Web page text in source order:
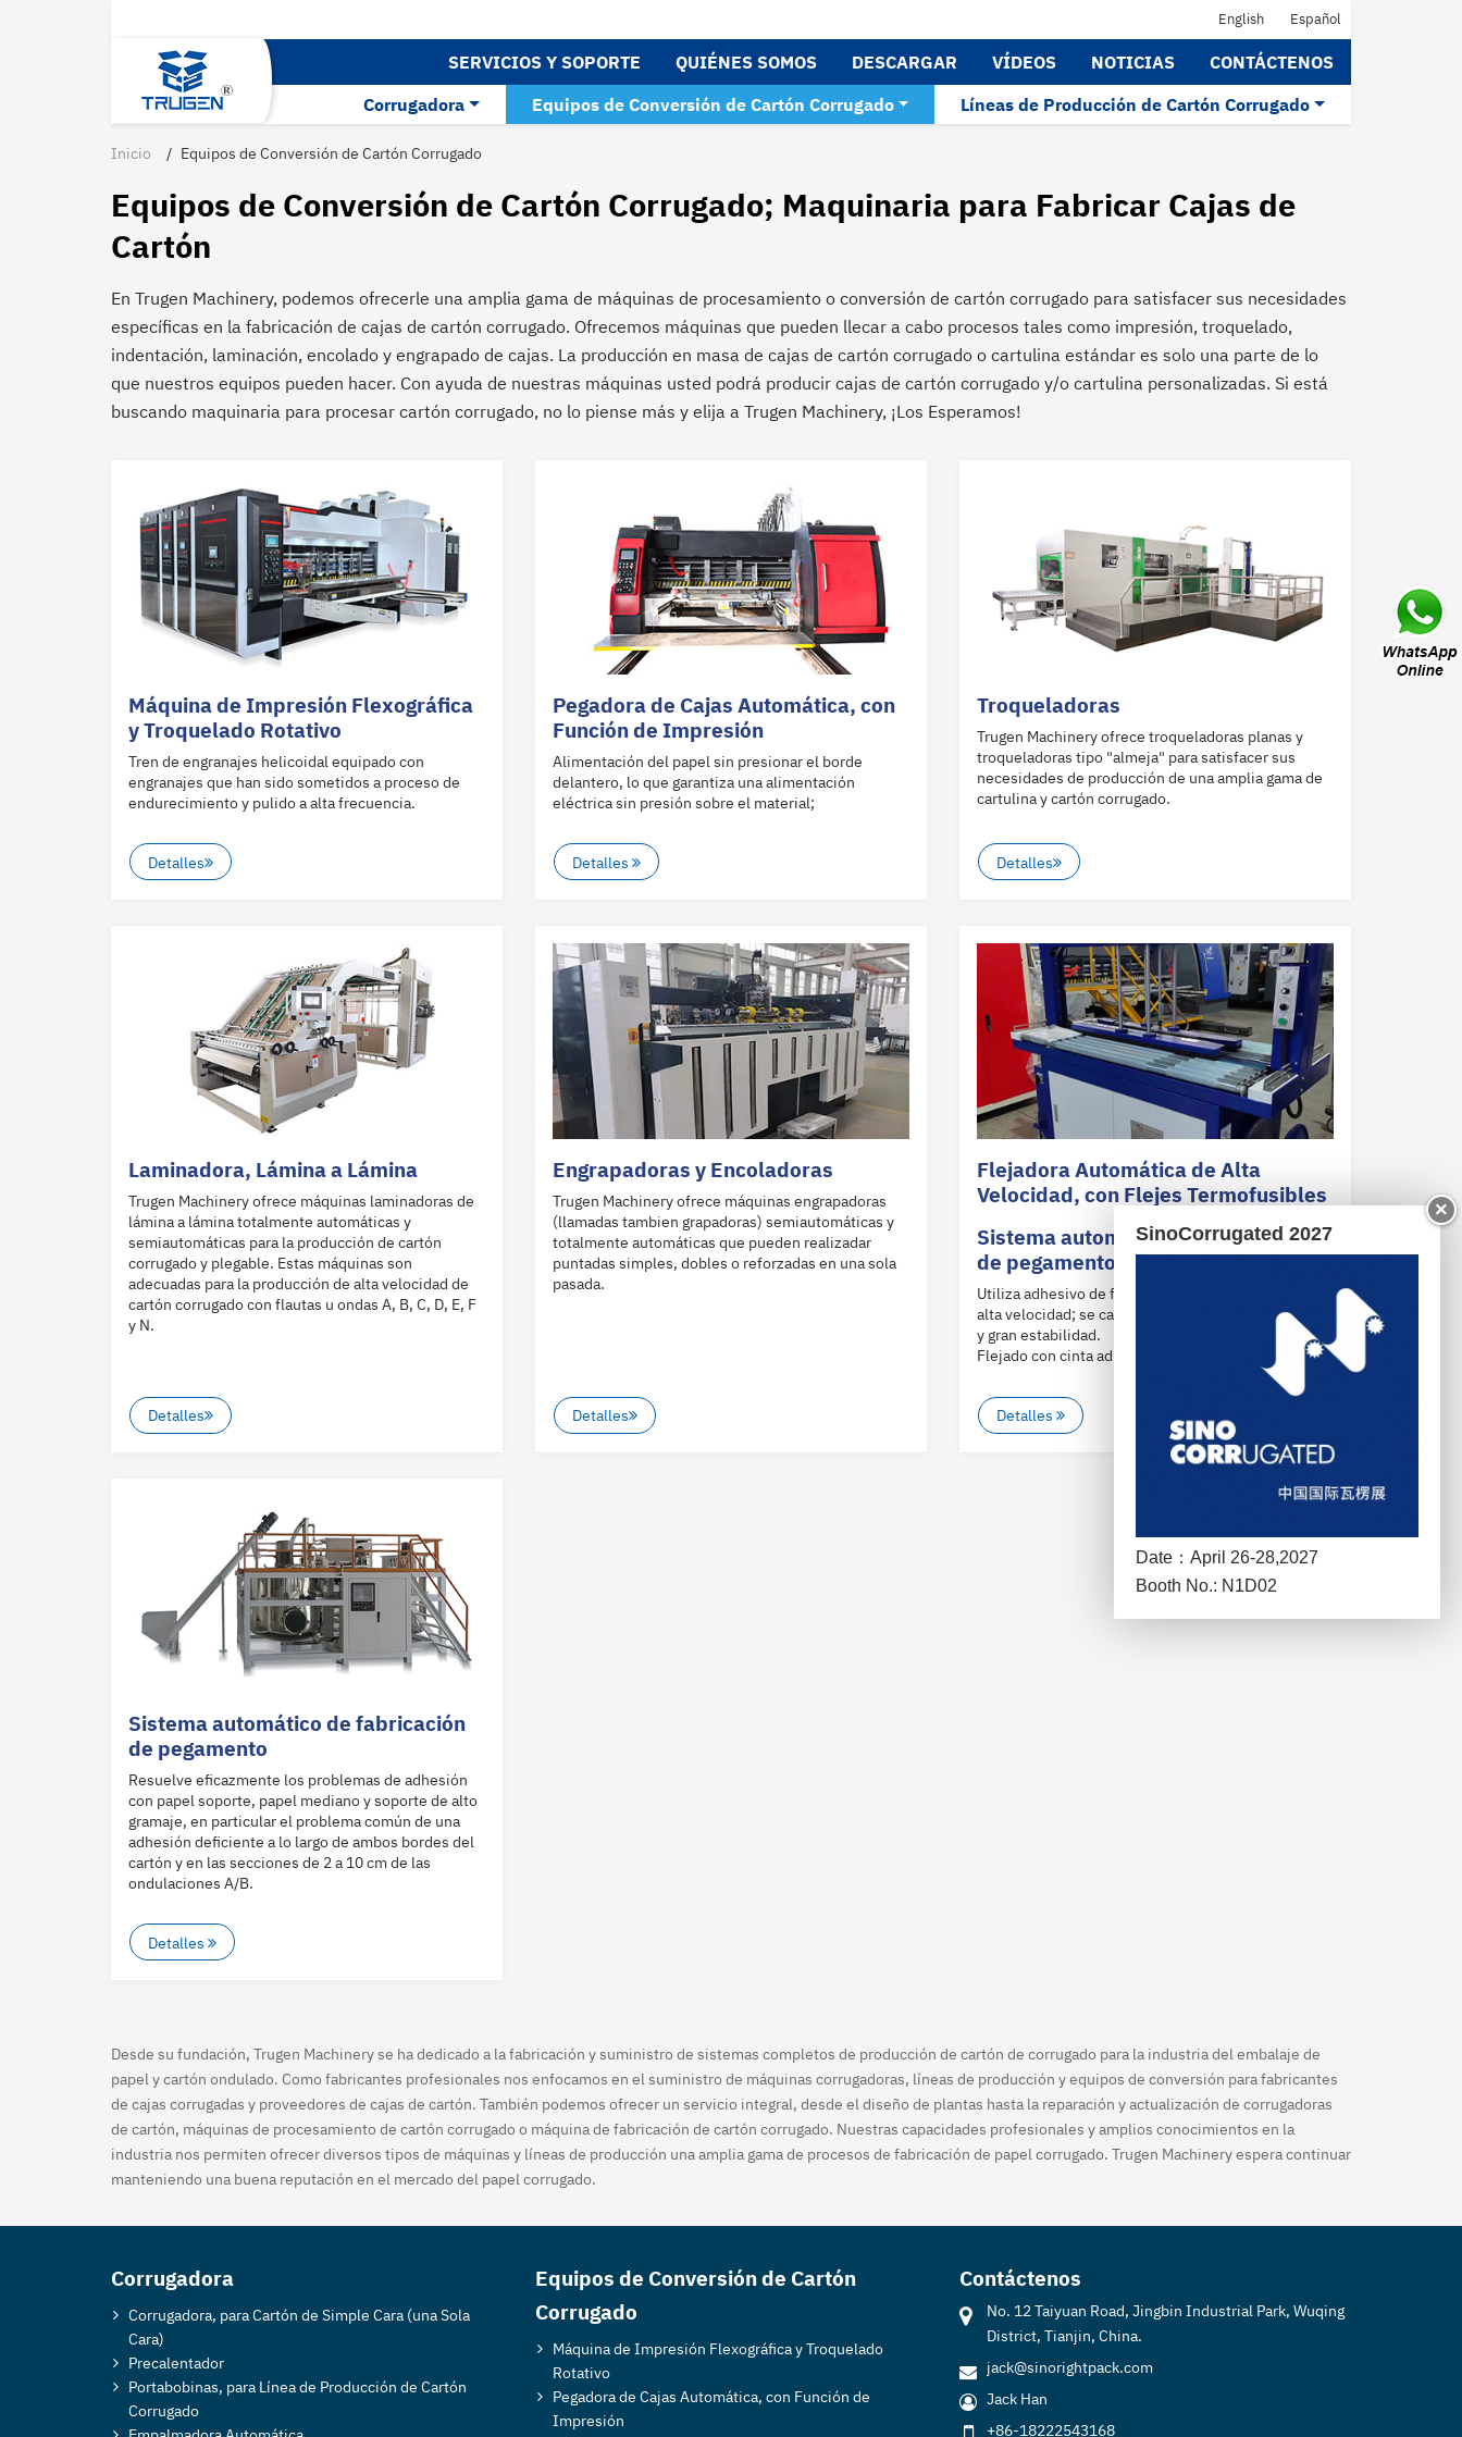
English Español
SERVICIOS Y SOPORTE QUIÉNES SOMOS DESCARGAR VÍDEOS NOTICIAS
CONTÁCTENOS
Corrugadora
Equipos de Conversión de Cartón Corrugado Líneas de Producción de Cartón Corrugado
Inicio Equipos de Conversión de Cartón Corrugado
Equipos de Conversión de Cartón Corrugado; Maquinaria para Fabricar Cajas de
Cartón
En Trugen Machinery, podemos ofrecerle una amplia gama de máquinas de procesamiento o conversión de cartón corrugado para satisfacer sus necesidades
específicas en la fabricación de cajas de cartón corrugado. Ofrecemos máquinas que pueden llecar a cabo procesos tales como impresión, troquelado,
indentación, laminación, encolado y engrapado de cajas. La producción en masa de cajas de cartón corrugado o cartulina estándar es solo una parte de lo
que nuestros equipos pueden hacer. Con ayuda de nuestras máquinas usted podrá producir cajas de cartón corrugado y/o cartulina personalizadas. Si está
buscando maquinaria para procesar cartón corrugado, no lo piense más y elija a Trugen Machinery, ¡Los Esperamos!
Máquina de Impresión Flexográfica
y Troquelado Rotativo
Tren de engranajes helicoidal equipado con
engranajes que han sido sometidos a proceso de
endurecimiento y pulido a alta frecuencia.
Detalles
Pegadora de Cajas Automática, con
Función de Impresión
Alimentación del papel sin presionar el borde
delantero, lo que garantiza una alimentación
eléctrica sin presión sobre el material;
Detalles 
Troqueladoras
Trugen Machinery ofrece troqueladoras planas y
troqueladoras tipo "almeja" para satisfacer sus
necesidades de producción de una amplia gama de
cartulina y cartón corrugado.
Detalles
Laminadora, Lámina a Lámina
Trugen Machinery ofrece máquinas laminadoras de
lámina a lámina totalmente automáticas y
semiautomáticas para la producción de cartón
corrugado y plegable. Estas máquinas son
adecuadas para la producción de alta velocidad de
cartón corrugado con flautas u ondas A, B, C, D, E, F
y N.
Detalles
Engrapadoras y Encoladoras
Trugen Machinery ofrece máquinas engrapadoras
(llamadas tambien grapadoras) semiautomáticas y
totalmente automáticas que pueden realizadar
puntadas simples, dobles o reforzadas en una sola
pasada.
Detalles
Flejadora Automática de Alta
Velocidad, con Flejes Termofusibles
Sistema automático de fabricación
de pegamento
Utiliza adhesivo de fusión en caliente con presión a
alta velocidad; se caracteriza por su estructura firme
y gran estabilidad.
Flejado con cinta adhesiva termofusible;
Detalles 
Sistema automático de fabricación
de pegamento
Resuelve eficazmente los problemas de adhesión
con papel soporte, papel mediano y soporte de alto
gramaje, en particular el problema común de una
adhesión deficiente a lo largo de ambos bordes del
cartón y en las secciones de 2 a 10 cm de las
ondulaciones A/B.
Detalles 
Desde su fundación, Trugen Machinery se ha dedicado a la fabricación y suministro de sistemas completos de producción de cartón de corrugado para la industria del embalaje de
papel y cartón ondulado. Como fabricantes profesionales nos enfocamos en el suministro de máquinas corrugadoras, líneas de producción y equipos de conversión para fabricantes
de cajas corrugadas y proveedores de cajas de cartón. También podemos ofrecer un servicio integral, desde el diseño de plantas hasta la reparación y actualización de corrugadoras
de cartón, máquinas de procesamiento de cartón corrugado o máquina de fabricación de cartón corrugado. Nuestras capacidades profesionales y amplios conocimientos en la
industria nos permiten ofrecer diversos tipos de máquinas y líneas de producción una amplia gama de procesos de fabricación de papel corrugado. Trugen Machinery espera continuar
manteniendo una buena reputación en el mercado del papel corrugado.
Corrugadora
Corrugadora, para Cartón de Simple Cara (una Sola
Cara)
Precalentador
Portabobinas, para Línea de Producción de Cartón
Corrugado
Equipos de Conversión de Cartón
Corrugado
Máquina de Impresión Flexográfica y Troquelado
Rotativo
Pegadora de Cajas Automática, con Función de
Impresión
Contáctenos
No. 12 Taiyuan Road, Jingbin Industrial Park, Wuqing
District, Tianjin, China.
jack@sinorightpack.com
Jack Han
+86-18222543168
×
SinoCorrugated 2027
Date：April 26-28,2027
Booth No.: N1D02